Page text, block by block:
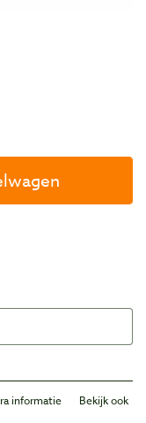
informatie Bekijk ook